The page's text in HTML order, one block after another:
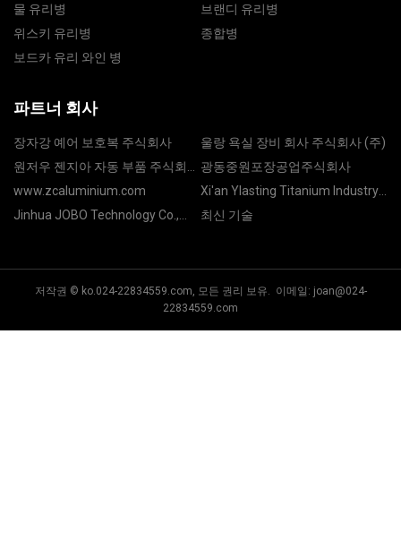
물 유리병
브랜디 유리병
위스키 유리병
종합병
보드카 유리 와인 병
파트너 회사
장자강 예어 보호복 주식회사
울랑 욕실 장비 회사 주식회사 (주)
원저우 젠지아 자동 부품 주식회사
주식회사
광동중원포장공업주식회사
www.zcaluminium.com
Xi'an Ylasting Titanium Industry
Co., Ltd.
Jinhua JOBO Technology Co.,
최신 기술
저작권 © ko.024-22834559.com, 모든 권리 보유. 이메일: joan@024-
22834559.com